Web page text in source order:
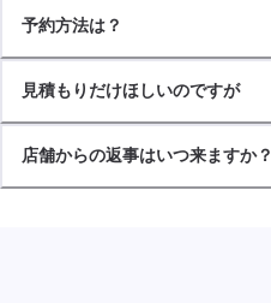
予約方法は？
見積もりだけほしいのですが
店舗からの返事はいつ来ますか？